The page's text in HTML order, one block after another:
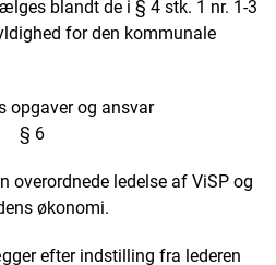
blandt de i § 4 stk. 1 nr. 1-3
for den kommunale
opgaver og ansvar
§ 6
overordnede ledelse af ViSP og
økonomi.
efter indstilling fra lederen